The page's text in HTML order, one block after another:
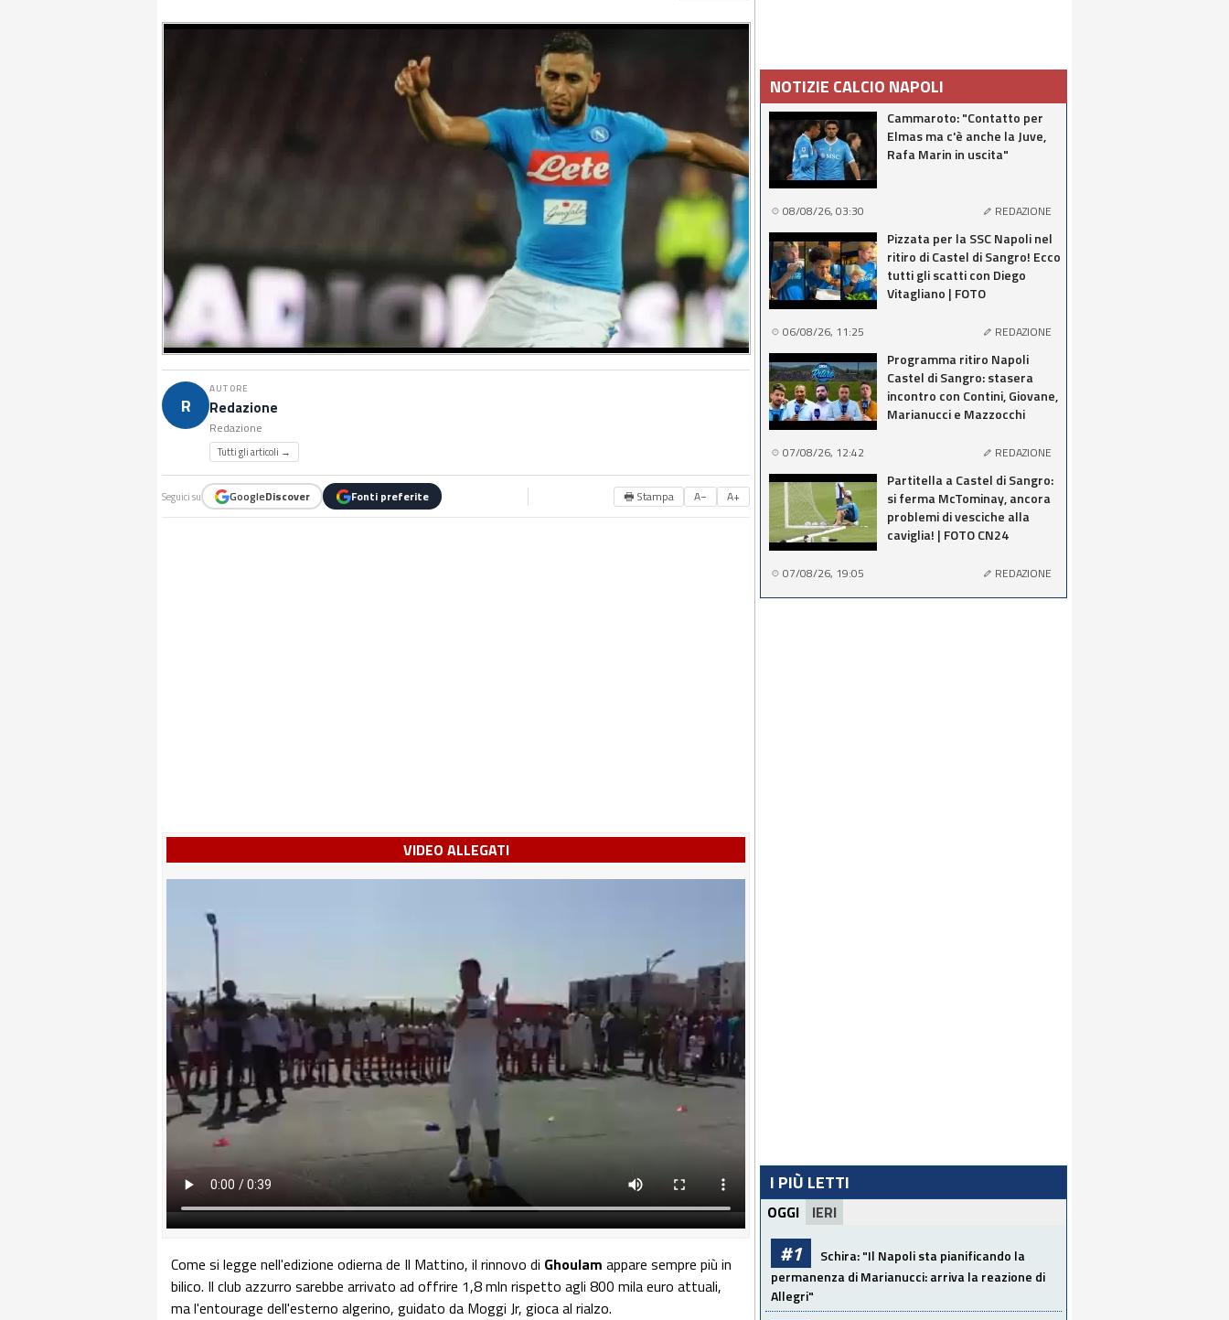
R
AUTORE
Redazione
Redazione
Tutti gli articoli →
Seguici su GoogleDiscover Fonti preferite 🖶 Stampa A− A+
VIDEO ALLEGATI
Come si legge nell'edizione odierna de Il Mattino, il rinnovo di Ghoulam appare sempre più in
bilico. Il club azzurro sarebbe arrivato ad offrire 1,8 mln rispetto agli 800 mila euro attuali,
ma l'entourage dell'esterno algerino, guidato da Moggi Jr, gioca al rialzo.
NOTIZIE CALCIO NAPOLI
Cammaroto: "Contatto per
Elmas ma c'è anche la Juve,
Rafa Marin in uscita"
08/08/26, 03:30 REDAZIONE
Pizzata per la SSC Napoli nel
ritiro di Castel di Sangro! Ecco
tutti gli scatti con Diego
Vitagliano | FOTO
06/08/26, 11:25 REDAZIONE
Programma ritiro Napoli
Castel di Sangro: stasera
incontro con Contini, Giovane,
Marianucci e Mazzocchi
07/08/26, 12:42 REDAZIONE
Partitella a Castel di Sangro:
si ferma McTominay, ancora
problemi di vesciche alla
caviglia! | FOTO CN24
07/08/26, 19:05 REDAZIONE
I PIÙ LETTI
OGGI IERI
#1
Schira: "Il Napoli sta pianificando la
permanenza di Marianucci: arriva la reazione di
Allegri"